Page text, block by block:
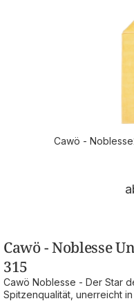
Cawö -
Cawö - Noblesse
315
Cawö Noblesse - Der Star
Spitzenqualität, unerreicht